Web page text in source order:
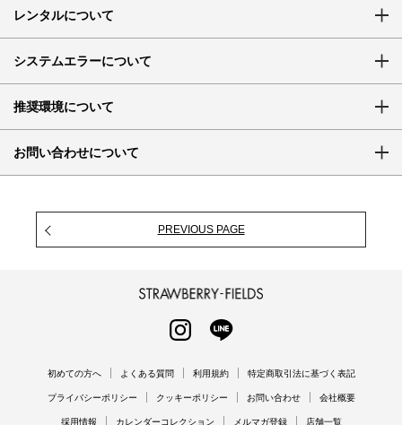
レンタルについて
システムエラーについて
推奨環境について
お問い合わせについて
PREVIOUS PAGE
INSTAGRAM
初めての方へ よくある質問 利用規約 特定商取引法に基づく表記
プライバシーポリシー クッキーポリシー お問い合わせ 会社概要
採用情報 カレンダーコレクション メルマガ登録 店舗一覧